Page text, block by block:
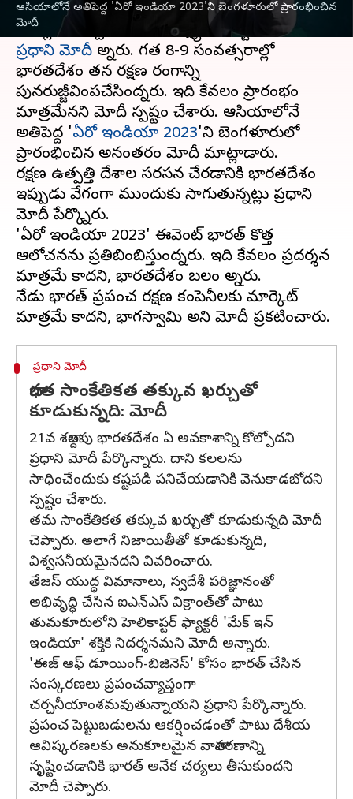
ఆసియాలోనే అతిపెద్ద 'ఏరో ఇండియా 2023'ని బెంగళూరులో ప్రారంభించిన
మోదీ
2024-25 నాటికి రక్షణ ఎగుమతులను 5 బిలియన్‌
డాలర్లకు చేర్చాలని భారత్‌ లక్ష్యంగా పెట్టుకుందని
ప్రధాని మోదీ అన్నారు. గత 8-9 సంవత్సరాల్లో
భారతదేశం తన రక్షణ రంగాన్ని
పునరుజ్జీవింపచేసిందన్నారు. ఇది కేవలం ప్రారంభం
మాత్రమేనని మోదీ స్పష్టం చేశారు. ఆసియాలోనే
అతిపెద్ద 'ఏరో ఇండియా 2023'ని బెంగళూరులో
ప్రారంభించిన అనంతరం మోదీ మాట్లాడారు.
రక్షణ ఉత్పత్తి దేశాల సరసన చేరడానికి భారతదేశం
ఇప్పుడు వేగంగా ముందుకు సాగుతున్నట్లు ప్రధాని
మోదీ పేర్కొన్నారు.
'ఏరో ఇండియా 2023' ఈవెంట్ భారత్ కొత్త
ఆలోచనను ప్రతిబింబిస్తుందన్నారు. ఇది కేవలం ప్రదర్శన
మాత్రమే కాదని, భారతదేశం బలం అన్నారు.
నేడు భారత్ ప్రపంచ రక్షణ కంపెనీలకు మార్కెట్
ప్రధాని మోదీ
భారత సాంకేతికత తక్కువ ఖర్చుతో
కూడుకున్నది: మోదీ
21వ శతాబ్దపు భారతదేశం ఏ అవకాశాన్ని కోల్పోదని
ప్రధాని మోదీ పేర్కొన్నారు. దాని కలలను
సాధించేందుకు కష్టపడి పనిచేయడానికి వెనుకాడబోదని
స్పష్టం చేశారు.
తమ సాంకేతికత తక్కువ ఖర్చుతో కూడుకున్నది మోదీ
చెప్పారు. అలాగే నిజాయితీతో కూడుకున్నది,
విశ్వసనీయమైనదని వివరించారు.
తేజస్‌ యుద్ధ విమానాలు, స్వదేశీ పరిజ్ఞానంతో
అభివృద్ధి చేసిన ఐఎన్‌ఎస్‌ విక్రాంత్‌తో పాటు
తుమకూరులోని హెలికాప్టర్‌ ఫ్యాక్టరీ 'మేక్‌ ఇన్‌
ఇండియా' శక్తికి నిదర్శనమని మోదీ అన్నారు.
'ఈజ్ ఆఫ్ డూయింగ్-బిజినెస్' కోసం భారత్ చేసిన
సంస్కరణలు ప్రపంచవ్యాప్తంగా
చర్చనీయాంశమవుతున్నాయని ప్రధాని పేర్కొన్నారు.
ప్రపంచ పెట్టుబడులను ఆకర్షించడంతో పాటు దేశీయ
ఆవిష్కరణలకు అనుకూలమైన వాతావరణాన్ని
సృష్టించడానికి భారత్ అనేక చర్యలు తీసుకుందని
మోదీ చెప్పారు.